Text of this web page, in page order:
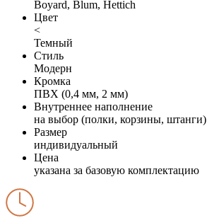
Boyard, Blum, Hettich
Цвет
<
Темный
Стиль
Модерн
Кромка
ПВХ (0,4 мм, 2 мм)
Внутреннее наполнение
на выбор (полки, корзины, штанги)
Размер
индивидуальный
Цена
указана за базовую комплектацию